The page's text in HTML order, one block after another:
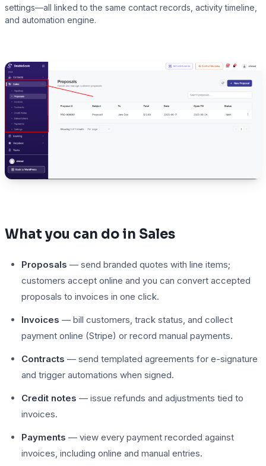
settings—all linked to the same contact records, activity timeline,
and automation engine.
What you can do in Sales
Proposals — send branded quotes with line items;
customers accept online and you can convert accepted
proposals to invoices in one click.
Invoices — bill customers, track status, and collect
payment online (Stripe) or record manual payments.
Contracts — send templated agreements for e-signature
and trigger automations when signed.
Credit notes — issue refunds and adjustments tied to
invoices.
Payments — view every payment recorded against
invoices, including online and manual entries.